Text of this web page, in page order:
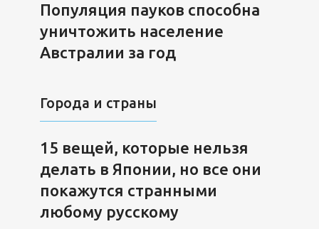
Популяция пауков способна
уничтожить население
Австралии за год
Города и страны
15 вещей, которые нельзя
делать в Японии, но все они
покажутся странными
любому русскому